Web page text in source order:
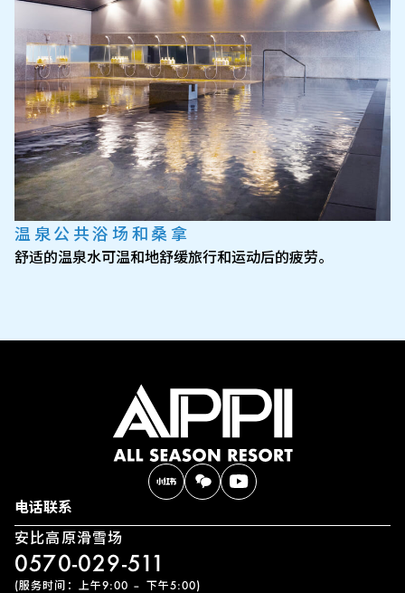
温泉公共浴场和桑拿
舒适的温泉水可温和地舒缓旅行和运动后的疲劳。
电话联系
安比高原滑雪场
0570-029-511
(服务时间：上午9:00 – 下午5:00)